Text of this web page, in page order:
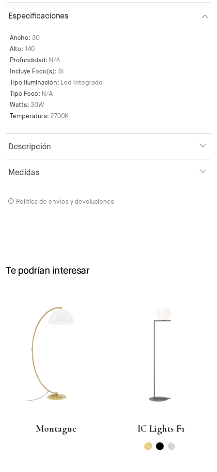
Especificaciones
Ancho: 30
Alto: 140
Profundidad: N/A
Incluye Foco(s): Si
Tipo Iluminación: Led Integrado
Tipo Foco: N/A
Watts: 30W
Temperatura: 2700K
Descripción
Medidas
Política de envíos y devoluciones
Te podrían interesar
IC Lights F1
Noctambule 4 High
Cylinder